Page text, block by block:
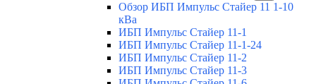
Обзор ИБП Импульс Стайер 11 1-10
кВа
ИБП Импульс Стайер 11-1
ИБП Импульс Стайер 11-1-24
ИБП Импульс Стайер 11-2
ИБП Импульс Стайер 11-3